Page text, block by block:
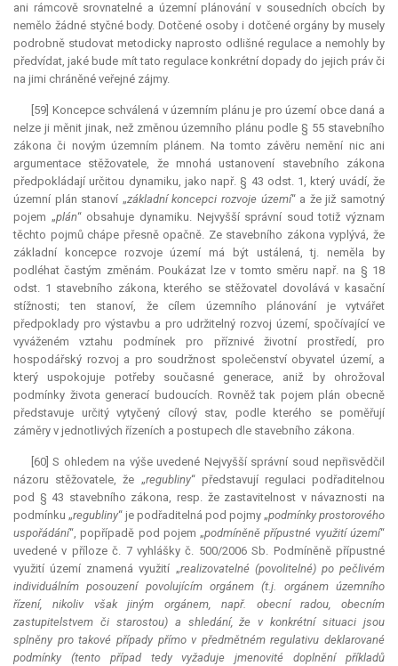
ani rámcově srovnatelné a územní plánování v sousedních obcích by
nemělo žádné styčné body. Dotčené osoby i dotčené orgány by musely
podrobně studovat metodicky naprosto odlišné regulace a nemohly by
předvídat, jaké bude mít tato regulace konkrétní dopady do jejich práv či
na jimi chráněné veřejné zájmy.
[59] Koncepce schválená v územním plánu je pro území obce daná a
nelze ji měnit jinak, než změnou územního plánu podle § 55 stavebního
zákona či novým územním plánem. Na tomto závěru nemění nic ani
argumentace stěžovatele, že mnohá ustanovení stavebního zákona
předpokládají určitou dynamiku, jako např. § 43 odst. 1, který uvádí, že
územní plán stanoví „základní koncepci rozvoje území“ a že již samotný
pojem „plán“ obsahuje dynamiku. Nejvyšší správní soud totiž význam
těchto pojmů chápe přesně opačně. Ze stavebního zákona vyplývá, že
základní koncepce rozvoje území má být ustálená, tj. neměla by
podléhat častým změnám. Poukázat lze v tomto směru např. na § 18
odst. 1 stavebního zákona, kterého se stěžovatel dovolává v kasační
stížnosti; ten stanoví, že cílem územního plánování je vytvářet
předpoklady pro výstavbu a pro udržitelný rozvoj území, spočívající ve
vyváženém vztahu podmínek pro příznivé životní prostředí, pro
hospodářský rozvoj a pro soudržnost společenství obyvatel území, a
který uspokojuje potřeby současné generace, aniž by ohrožoval
podmínky života generací budoucích. Rovněž tak pojem plán obecně
představuje určitý vytyčený cílový stav, podle kterého se poměřují
záměry v jednotlivých řízeních a postupech dle stavebního zákona.
[60] S ohledem na výše uvedené Nejvyšší správní soud nepřisvědčil
názoru stěžovatele, že „regubliny“ představují regulaci podřaditelnou
pod § 43 stavebního zákona, resp. že zastavitelnost v návaznosti na
podmínku „regubliny“ je podřaditelná pod pojmy „podmínky prostorového
uspořádání“, popřípadě pod pojem „podmíněně přípustné využití území“
uvedené v příloze č. 7 vyhlášky č. 500/2006 Sb. Podmíněně přípustné
využití území znamená využití „realizovatelné (povolitelné) po pečlivém
individuálním posouzení povolujícím orgánem (t.j. orgánem územního
řízení, nikoliv však jiným orgánem, např. obecní radou, obecním
zastupitelstvem či starostou) a shledání, že v konkrétní situaci jsou
splněny pro takové případy přímo v předmětném regulativu deklarované
podmínky (tento případ tedy vyžaduje jmenovité doplnění příkladů